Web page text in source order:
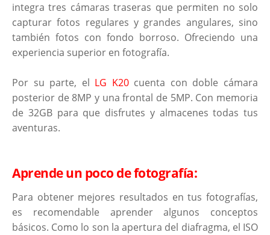
integra tres cámaras traseras que permiten no solo
capturar fotos regulares y grandes angulares, sino
también fotos con fondo borroso. Ofreciendo una
experiencia superior en fotografía.
Por su parte, el LG K20 cuenta con doble cámara
posterior de 8MP y una frontal de 5MP. Con memoria
de 32GB para que disfrutes y almacenes todas tus
aventuras.
Aprende un poco de fotografía:
Para obtener mejores resultados en tus fotografías,
es recomendable aprender algunos conceptos
básicos. Como lo son la apertura del diafragma, el ISO